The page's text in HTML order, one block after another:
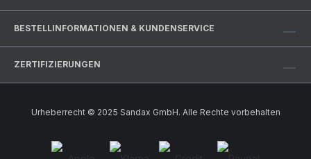
BESTELLINFORMATIONEN & KUNDENSERVICE
ZERTIFIZIERUNGEN
Urheberrecht © 2025 Sandax GmbH. Alle Rechte vorbehalten